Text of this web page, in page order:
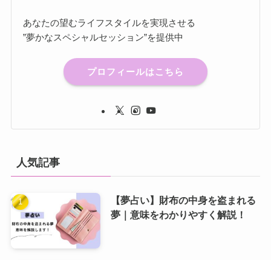
あなたの望むライフスタイルを実現させる
”夢かなスペシャルセッション”を提供中
プロフィールはこちら
人気記事
【夢占い】財布の中身を盗まれる
夢｜意味をわかりやすく解説！